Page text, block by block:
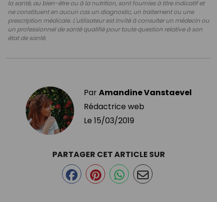
la santé, au bien-être ou à la nutrition, sont fournies à titre indicatif et
ne constituent en aucun cas un diagnostic, un traitement ou une
prescription médicale. L'utilisateur est invité à consulter un médecin ou
un professionnel de santé qualifié pour toute question relative à son
état de santé.
ParAmandine Vanstaevel
Rédactrice web
Le 15/03/2019
PARTAGER CET ARTICLE SUR